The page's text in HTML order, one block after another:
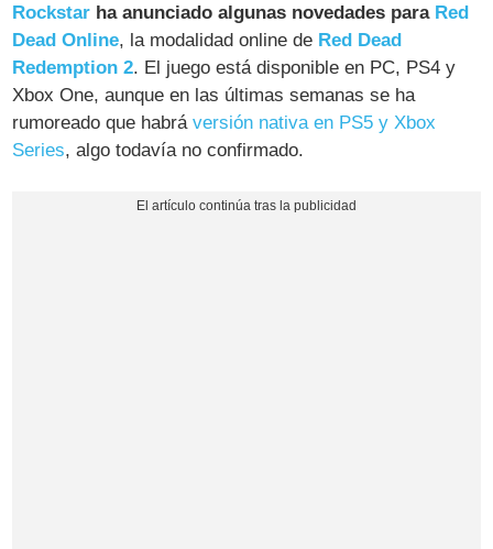
Rockstar ha anunciado algunas novedades para Red
Dead Online, la modalidad online de Red Dead
Redemption 2. El juego está disponible en PC, PS4 y
Xbox One, aunque en las últimas semanas se ha
rumoreado que habráversión nativa en PS5 y Xbox
Series, algo todavía no confirmado.